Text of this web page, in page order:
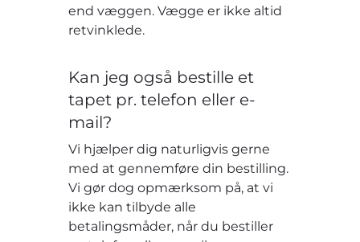
end væggen. Vægge er ikke altid
retvinklede.
Kan jeg også bestille et
tapet pr. telefon eller e-
mail?
Vi hjælper dig naturligvis gerne
med at gennemføre din bestilling.
Vi gør dog opmærksom på, at vi
ikke kan tilbyde alle
betalingsmåder, når du bestiller